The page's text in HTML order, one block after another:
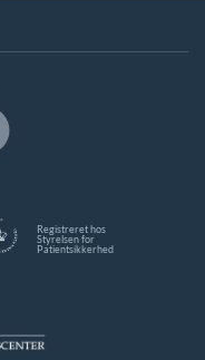
Registreret hos
Styrelsen for
Patientsikkerhed